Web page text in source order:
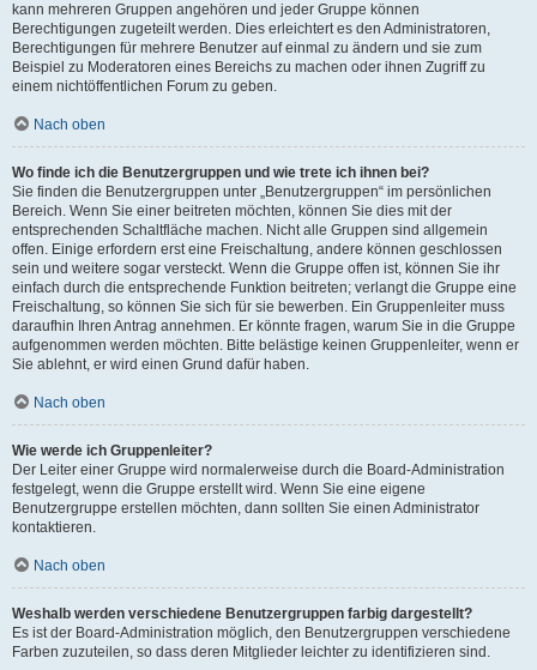
kann mehreren Gruppen angehören und jeder Gruppe können
Berechtigungen zugeteilt werden. Dies erleichtert es den Administratoren,
Berechtigungen für mehrere Benutzer auf einmal zu ändern und sie zum
Beispiel zu Moderatoren eines Bereichs zu machen oder ihnen Zugriff zu
einem nichtöffentlichen Forum zu geben.
Nach oben
Wo finde ich die Benutzergruppen und wie trete ich ihnen bei?
Sie finden die Benutzergruppen unter „Benutzergruppen“ im persönlichen
Bereich. Wenn Sie einer beitreten möchten, können Sie dies mit der
entsprechenden Schaltfläche machen. Nicht alle Gruppen sind allgemein
offen. Einige erfordern erst eine Freischaltung, andere können geschlossen
sein und weitere sogar versteckt. Wenn die Gruppe offen ist, können Sie ihr
einfach durch die entsprechende Funktion beitreten; verlangt die Gruppe eine
Freischaltung, so können Sie sich für sie bewerben. Ein Gruppenleiter muss
daraufhin Ihren Antrag annehmen. Er könnte fragen, warum Sie in die Gruppe
aufgenommen werden möchten. Bitte belästige keinen Gruppenleiter, wenn er
Sie ablehnt, er wird einen Grund dafür haben.
Nach oben
Wie werde ich Gruppenleiter?
Der Leiter einer Gruppe wird normalerweise durch die Board-Administration
festgelegt, wenn die Gruppe erstellt wird. Wenn Sie eine eigene
Benutzergruppe erstellen möchten, dann sollten Sie einen Administrator
kontaktieren.
Nach oben
Weshalb werden verschiedene Benutzergruppen farbig dargestellt?
Es ist der Board-Administration möglich, den Benutzergruppen verschiedene
Farben zuzuteilen, so dass deren Mitglieder leichter zu identifizieren sind.